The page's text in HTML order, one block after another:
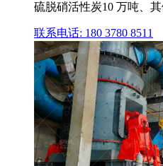
硫脱硝活性炭10 万吨、
联系电话: 180 3780 8511